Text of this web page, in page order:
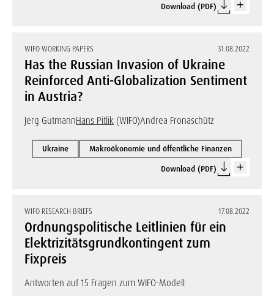
Download (PDF)
WIFO WORKING PAPERS 31.08.2022
Has the Russian Invasion of Ukraine
Reinforced Anti-Globalization Sentiment
in Austria?
Jerg GutmannHans Pitlik (WIFO)Andrea Fronaschütz
Ukraine
Makroökonomie und öffentliche Finanzen
Download (PDF)
WIFO RESEARCH BRIEFS 17.08.2022
Ordnungspolitische Leitlinien für ein
Elektrizitätsgrundkontingent zum
Fixpreis
Antworten auf 15 Fragen zum WIFO-Modell